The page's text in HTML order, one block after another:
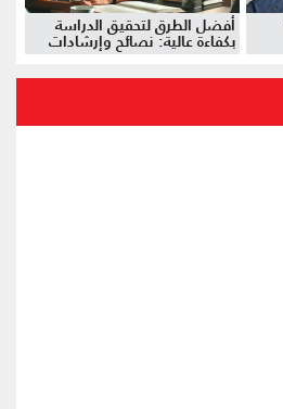
أفضل الطرق لتحقيق الدراسة
بكفاءة عالية: نصائح وإرشادات